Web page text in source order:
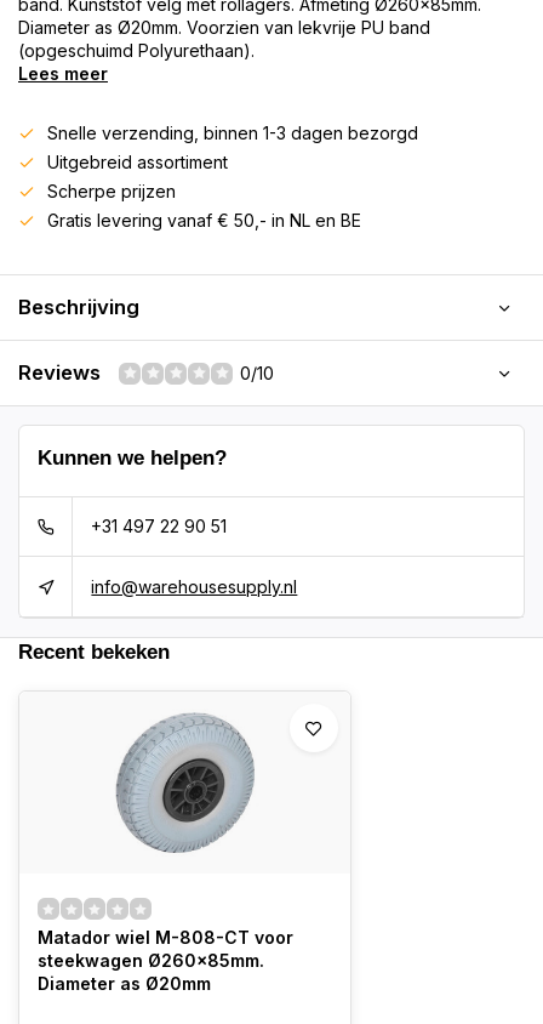
band. Kunststof velg met rollagers. Afmeting Ø260x85mm.
Diameter as Ø20mm. Voorzien van lekvrije PU band
(opgeschuimd Polyurethaan).
Lees meer
Snelle verzending, binnen 1-3 dagen bezorgd
Uitgebreid assortiment
Scherpe prijzen
Gratis levering vanaf € 50,- in NL en BE
Beschrijving
Reviews 0/10
Kunnen we helpen?
+31 497 22 90 51
info@warehousesupply.nl
Recent bekeken
Matador wiel M-808-CT voor
steekwagen Ø260x85mm.
Diameter as Ø20mm